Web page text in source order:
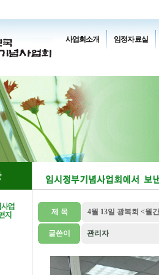
사업회소개 임정자료실
제 목 4월 13일 광복회 <월
글쓴이 관리자